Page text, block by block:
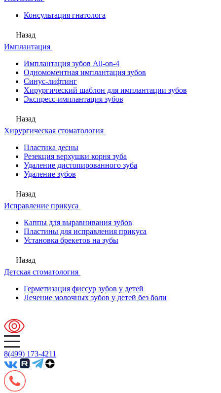
Консультация гнатолога
Назад
Имплантация
Имплантация зубов All-on-4
Одномоментная имплантация зубов
Синус-лифтинг
Хирургический шаблон для имплантации зубов
Экспресс-имплантация зубов
Назад
Хирургическая стоматология
Пластика десны
Резекция верхушки корня зуба
Удаление дистопированного зуба
Удаление зубов
Назад
Исправление прикуса
Каппы для выравнивания зубов
Пластины для исправления прикуса
Установка брекетов на зубы
Назад
Детская стоматология
Герметизация фиссур зубов у детей
Лечение молочных зубов у детей без боли
8(499) 173-4211